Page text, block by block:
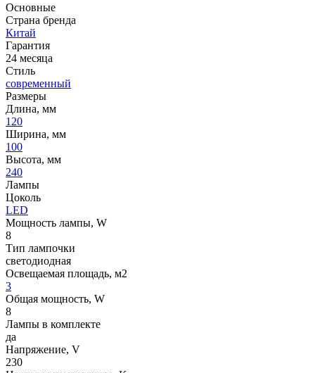
Основные
Страна бренда
Китай
Гарантия
24 месяца
Стиль
современный
Размеры
Длина, мм
120
Ширина, мм
100
Высота, мм
240
Лампы
Цоколь
LED
Мощность лампы, W
8
Тип лампочки
светодиодная
Освещаемая площадь, м2
3
Общая мощность, W
8
Лампы в комплекте
да
Напряжение, V
230